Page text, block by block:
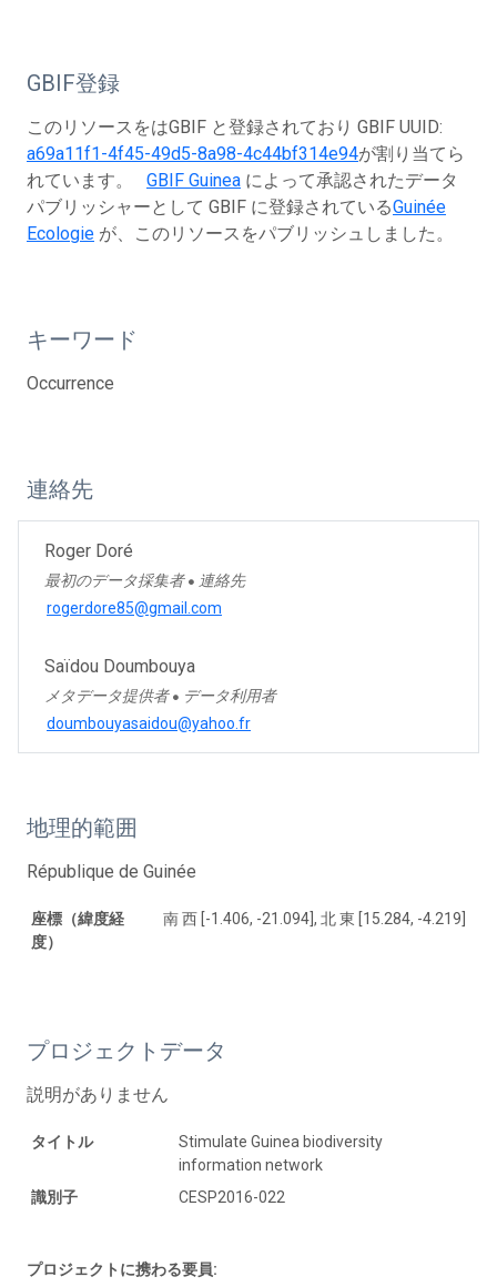
GBIF登録
このリソースをはGBIF と登録されており GBIF UUID:
a69a11f1-4f45-49d5-8a98-4c44bf314e94が割り当てら
れています。 GBIF Guinea によって承認されたデータ
パブリッシャーとして GBIF に登録されているGuinée
Ecologie が、このリソースをパブリッシュしました。
キーワード
Occurrence
連絡先
Roger Doré
最初のデータ採集者 ● 連絡先
rogerdore85@gmail.com
Saïdou Doumbouya
メタデータ提供者 ● データ利用者
doumbouyasaidou@yahoo.fr
地理的範囲
République de Guinée
座標（緯度経
度）
南 西 [-1.406, -21.094], 北 東 [15.284, -4.219]
プロジェクトデータ
説明がありません
タイトル
Stimulate Guinea biodiversity
information network
識別子
CESP2016-022
プロジェクトに携わる要員: